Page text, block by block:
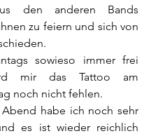
den anderen Bands
zu feiern und sich von
sowieso immer frei
mir das Tattoo am
noch nicht fehlen.
habe ich noch sehr
es ist wieder reichlich